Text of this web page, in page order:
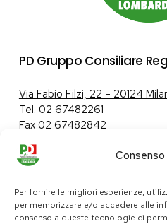
Consenso
Per fornire le migliori esperienze,
per memorizzare e/o accedere alle
consenso a queste tecnologie ci
PD Gruppo Consiliare
Via Fabio Filzi, 22 – 20124
Tel. 02 67482261
Fax 02 67482842
Tutela dei dati personali|